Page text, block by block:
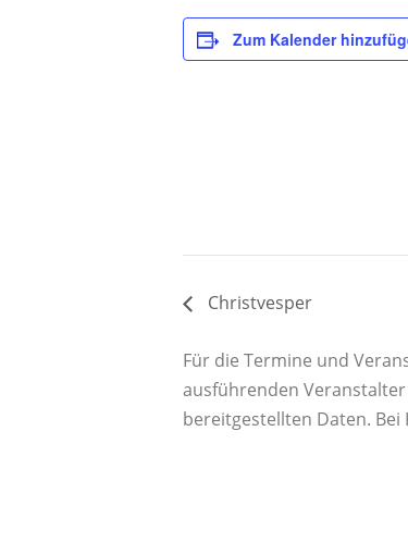
Zum Kalender
Christvesper
Für die Termine und
ausführenden
bereitgestellten Daten.